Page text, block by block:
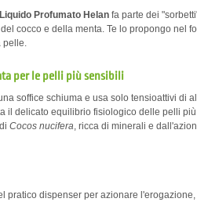
Profumato Helanfa parte dei
cocco e della menta. Te lo propongo nel
pelle.
per le pelli più sensibili
soffice schiuma e usa solo tensioattivi di
il delicato equilibrio fisiologico delle pelli
Cocos nucifera, ricca di minerali e
pratico dispenser per azionare